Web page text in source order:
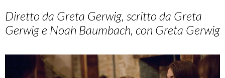
Diretto da Greta Gerwig, scritto da Greta
Gerwig e Noah Baumbach, con Greta Gerwig